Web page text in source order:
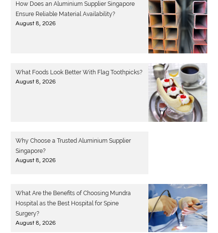
How Does an Aluminium Supplier Singapore
Ensure Reliable Material Availability?
August 8, 2026
What Foods Look Better With Flag Toothpicks?
August 8, 2026
Why Choose a Trusted Aluminium Supplier
Singapore?
August 8, 2026
Hospital as the Best Hospital for Spine